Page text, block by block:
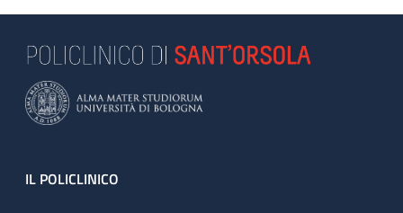
Footer
IL POLICLINICO